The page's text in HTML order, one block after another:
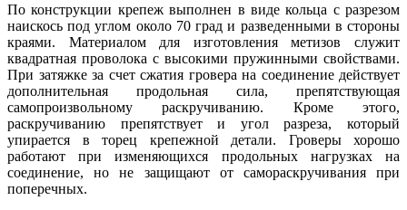
По конструкции крепеж выполнен в виде кольца с разрезом
наискось под углом около 70 град и разведенными в стороны
краями. Материалом для изготовления метизов служит
квадратная проволока с высокими пружинными свойствами.
При затяжке за счет сжатия гровера на соединение действует
дополнительная продольная сила, препятствующая
самопроизвольному раскручиванию. Кроме этого,
раскручиванию препятствует и угол разреза, который
упирается в торец крепежной детали. Гроверы хорошо
работают при изменяющихся продольных нагрузках на
соединение, но не защищают от самораскручивания при
поперечных.